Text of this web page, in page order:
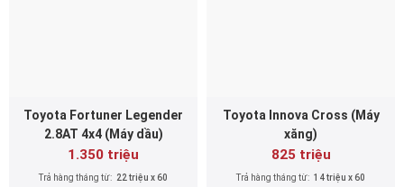
Toyota Fortuner Legender
2.8AT 4x4 (Máy dầu)
1.350 triệu
Trả hàng tháng từ: 22 triệu x 60
Toyota Innova Cross (Máy
xăng)
825 triệu
Trả hàng tháng từ: 14 triệu x 60